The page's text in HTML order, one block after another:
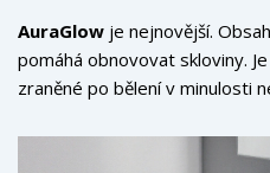
AuraGlow je nejnovější.
pomáhá obnovovat skloviny.
zraněné po bělení v minulosti